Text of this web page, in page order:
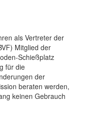
als Vertreter der
Mitglied der
Schießplatz
für die
der
beraten werden,
keinen Gebrauch